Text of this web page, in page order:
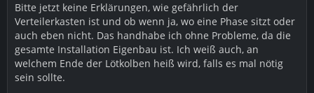
Bitte jetzt keine Erklärungen, wie gefährlich der
Verteilerkasten ist und ob wenn ja, wo eine Phase sitzt oder
auch eben nicht. Das handhabe ich ohne Probleme, da die
gesamte Installation Eigenbau ist. Ich weiß auch, an
welchem Ende der Lötkolben heiß wird, falls es mal nötig
sein sollte.